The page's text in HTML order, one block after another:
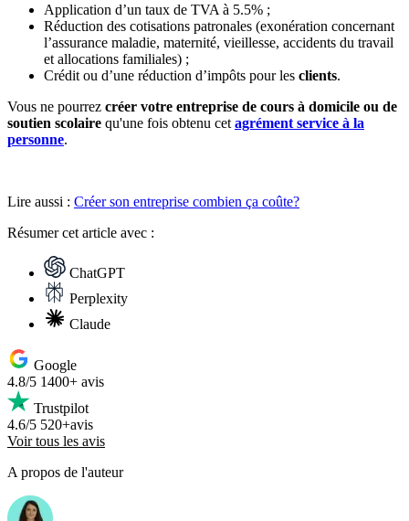
Application d’un taux de TVA à 5.5% ;
Réduction des cotisations patronales (exonération concernant
l’assurance maladie, maternité, vieillesse, accidents du travail
et allocations familiales) ;
Crédit ou d’une réduction d’impôts pour les clients.
Vous ne pourrez créer votre entreprise de cours à domicile ou de
soutien scolaire qu'une fois obtenu cet agrément service à la
personne.
Lire aussi : Créer son entreprise combien ça coûte?
Résumercet article avec :
ChatGPT
Perplexity
Claude
Google
4.8/5 1400+ avis
Trustpilot
4.6/5 520+avis
Voir tous les avis
A propos de l'auteur